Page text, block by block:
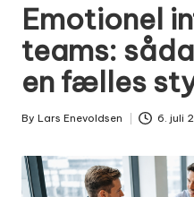
Emotionel
teams:
en fælles
Posted
By Lars Enevoldsen 6. juli